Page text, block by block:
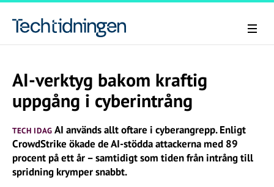
AI-verktyg bakom kraftig
uppgång i cyberintrång
TECH IDAG AI används allt oftare i cyberangrepp. Enligt
CrowdStrike ökade de AI-stödda attackerna med 89
procent på ett år – samtidigt som tiden från intrång till
spridning krymper snabbt.